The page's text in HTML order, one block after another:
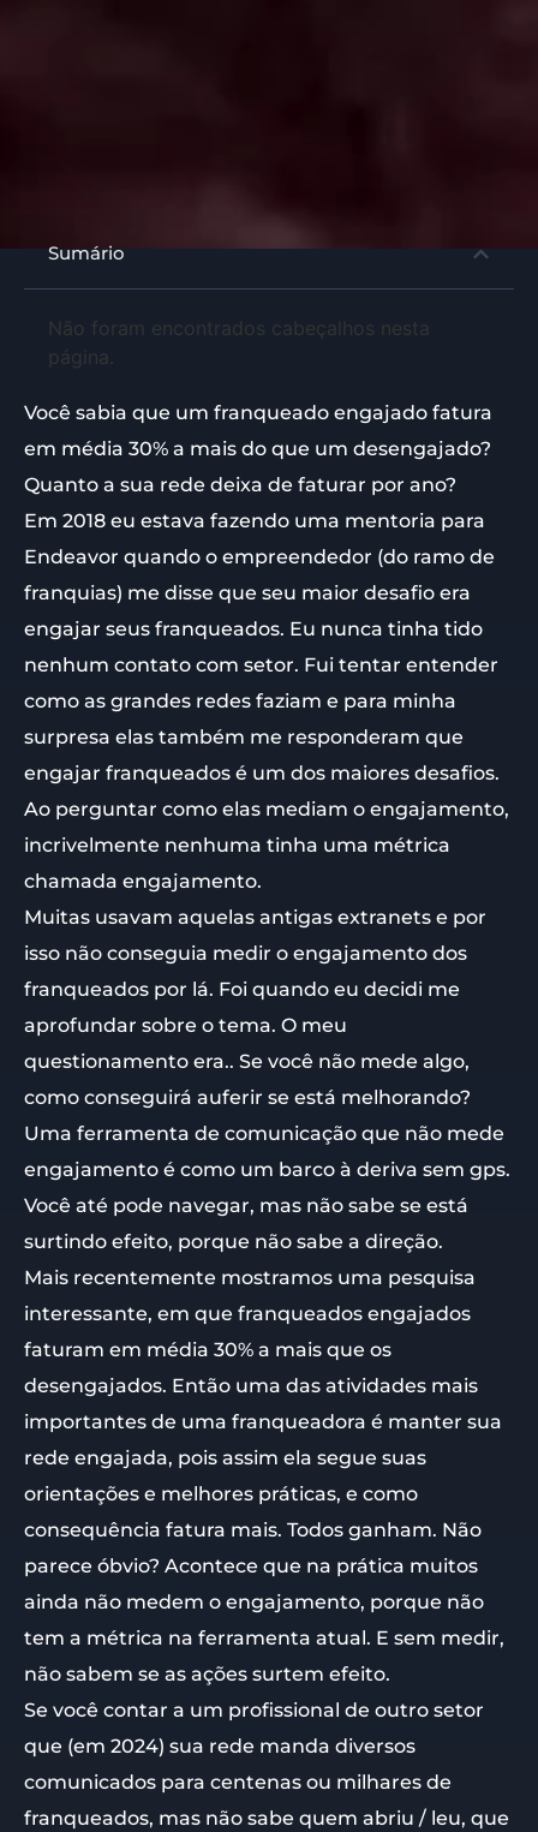
Sumário
Não foram encontrados cabeçalhos nesta
página.
Você sabia que um franqueado engajado fatura
em média 30% a mais do que um desengajado?
Quanto a sua rede deixa de faturar por ano?
Em 2018 eu estava fazendo uma mentoria para
Endeavor quando o empreendedor (do ramo de
franquias) me disse que seu maior desafio era
engajar seus franqueados. Eu nunca tinha tido
nenhum contato com setor. Fui tentar entender
como as grandes redes faziam e para minha
surpresa elas também me responderam que
engajar franqueados é um dos maiores desafios.
Ao perguntar como elas mediam o engajamento,
incrivelmente nenhuma tinha uma métrica
chamada engajamento.
Muitas usavam aquelas antigas extranets e por
isso não conseguia medir o engajamento dos
franqueados por lá. Foi quando eu decidi me
aprofundar sobre o tema. O meu
questionamento era.. Se você não mede algo,
como conseguirá auferir se está melhorando?
Uma ferramenta de comunicação que não mede
engajamento é como um barco à deriva sem gps.
Você até pode navegar, mas não sabe se está
surtindo efeito, porque não sabe a direção.
Mais recentemente mostramos uma pesquisa
interessante, em que franqueados engajados
faturam em média 30% a mais que os
desengajados. Então uma das atividades mais
importantes de uma franqueadora é manter sua
rede engajada, pois assim ela segue suas
orientações e melhores práticas, e como
consequência fatura mais. Todos ganham. Não
parece óbvio? Acontece que na prática muitos
ainda não medem o engajamento, porque não
tem a métrica na ferramenta atual. E sem medir,
não sabem se as ações surtem efeito.
Se você contar a um profissional de outro setor
que (em 2024) sua rede manda diversos
comunicados para centenas ou milhares de
franqueados, mas não sabe quem abriu / leu, que